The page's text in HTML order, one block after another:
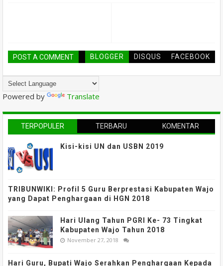
POST A COMMENT BLOGGER DISQUS FACEBOOK
Powered by Translate
TERPOPULER TERBARU KOMENTAR
Kisi-kisi UN dan USBN 2019
TRIBUNWIKI: Profil 5 Guru Berprestasi Kabupaten Wajo
yang Dapat Penghargaan di HGN 2018
Hari Ulang Tahun PGRI Ke- 73 Tingkat
Kabupaten Wajo Tahun 2018
November 27, 2018
Hari Guru, Bupati Wajo Serahkan Penghargaan Kepada